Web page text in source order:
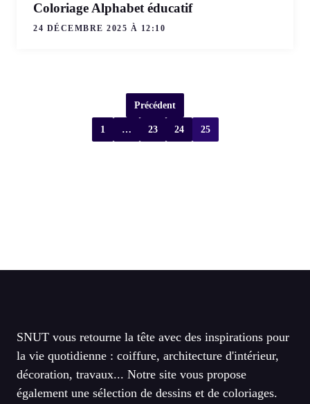
Coloriage Alphabet éducatif
24 DÉCEMBRE 2025 À 12:10
Précédent
1 … 23 24 25
SNUT vous retourne la tête avec des inspirations pour
la vie quotidienne : coiffure, architecture d'intérieur,
décoration, travaux... Notre site vous propose
également une sélection de dessins et de coloriages.